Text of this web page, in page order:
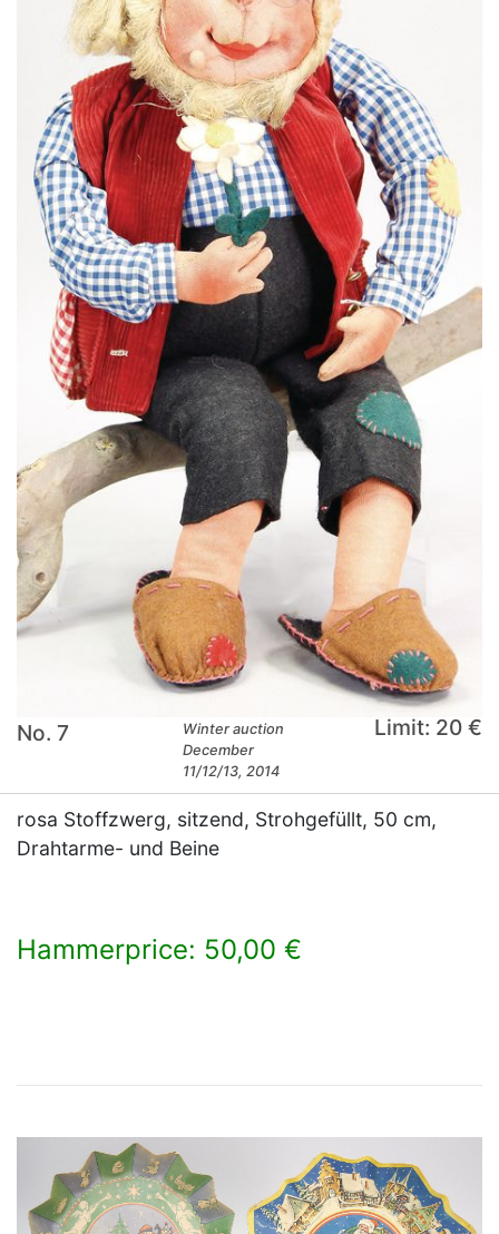
No. 7
Winter auction
December
11/12/13, 2014
Limit: 20 €
rosa Stoffzwerg, sitzend, Strohgefüllt, 50 cm,
Drahtarme- und Beine
Hammerprice: 50,00 €